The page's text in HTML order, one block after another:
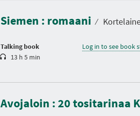
Siemen : romaani ⁄
Talking book
t
i
n
13 h 5 min
Log in to see book
Avojaloin : 20 tositarinaa
D
r
a